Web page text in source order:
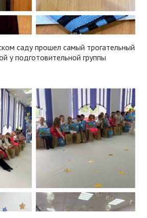
саду прошел самый трогательный
у подготовительной группы